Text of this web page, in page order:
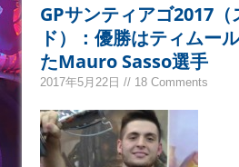
GPサンティアゴ2017（
ド）：優勝はティムー
たMauro Sasso選手
2017年5月22日 // 18 Comments